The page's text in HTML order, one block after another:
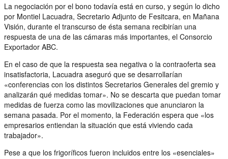
La negociación por el bono todavía está en curso, y según lo dicho
por Montiel Lacuadra, Secretario Adjunto de Fesitcara, en Mañana
Visión, durante el transcurso de ésta semana recibirían una
respuesta de una de las cámaras más importantes, el Consorcio
Exportador ABC.
En el caso de que la respuesta sea negativa o la contraoferta sea
insatisfactoria, Lacuadra aseguró que se desarrollarían
«conferencias con los distintos Secretarios Generales del gremio y
analizarán qué medidas tomar». No se descarta que puedan tomar
medidas de fuerza como las movilizaciones que anunciaron la
semana pasada. Por el momento, la Federación espera que «los
empresarios entiendan la situación que está viviendo cada
trabajador».
Pese a que los frigoríficos fueron incluidos entre los «esenciales»